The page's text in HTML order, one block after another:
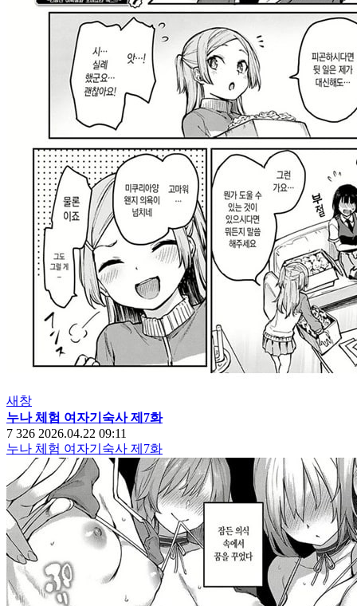
새창
누나 체험 여자기숙사 제7화
7 326 2026.04.22 09:11
누나 체험 여자기숙사 제7화